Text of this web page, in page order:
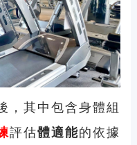
，其中包含身體組
評估體適能的依據